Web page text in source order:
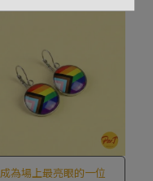
成為場上最亮眼的一位